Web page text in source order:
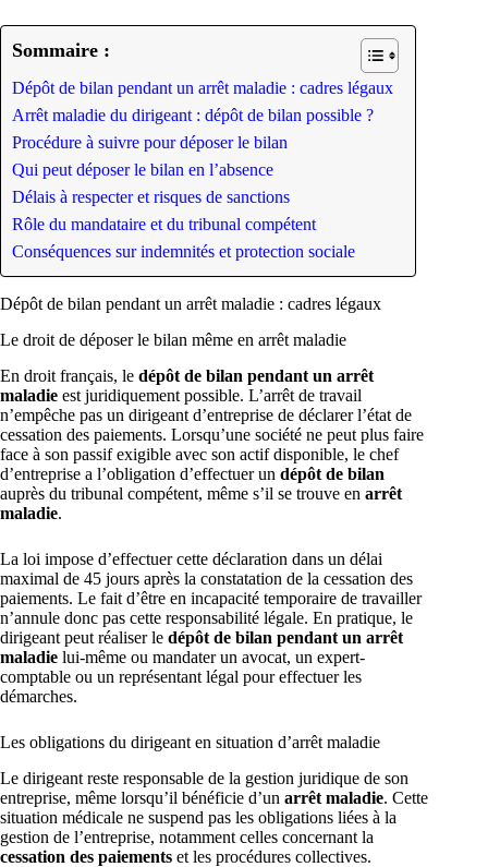
Sommaire :
Dépôt de bilan pendant un arrêt maladie : cadres légaux
Arrêt maladie du dirigeant : dépôt de bilan possible ?
Procédure à suivre pour déposer le bilan
Qui peut déposer le bilan en l’absence
Délais à respecter et risques de sanctions
Rôle du mandataire et du tribunal compétent
Conséquences sur indemnités et protection sociale
Dépôt de bilan pendant un arrêt maladie : cadres légaux
Le droit de déposer le bilan même en arrêt maladie
En droit français, le dépôt de bilan pendant un arrêt
maladie est juridiquement possible. L’arrêt de travail
n’empêche pas un dirigeant d’entreprise de déclarer l’état de
cessation des paiements. Lorsqu’une société ne peut plus faire
face à son passif exigible avec son actif disponible, le chef
d’entreprise a l’obligation d’effectuer un dépôt de bilan
auprès du tribunal compétent, même s’il se trouve en arrêt
maladie.
La loi impose d’effectuer cette déclaration dans un délai
maximal de 45 jours après la constatation de la cessation des
paiements. Le fait d’être en incapacité temporaire de travailler
n’annule donc pas cette responsabilité légale. En pratique, le
dirigeant peut réaliser le dépôt de bilan pendant un arrêt
maladie lui-même ou mandater un avocat, un expert-
comptable ou un représentant légal pour effectuer les
démarches.
Les obligations du dirigeant en situation d’arrêt maladie
Le dirigeant reste responsable de la gestion juridique de son
entreprise, même lorsqu’il bénéficie d’un arrêt maladie. Cette
situation médicale ne suspend pas les obligations liées à la
gestion de l’entreprise, notamment celles concernant la
cessation des paiements et les procédures collectives.